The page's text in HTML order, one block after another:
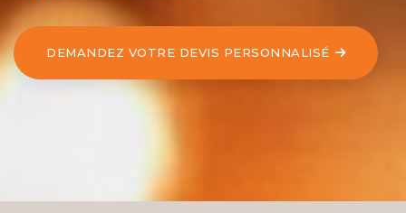
DEMANDEZ VOTRE DEVIS PERSONNALISÉ